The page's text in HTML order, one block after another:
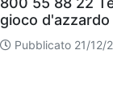
gioco d'azzardo
Pubblicato 21/12/